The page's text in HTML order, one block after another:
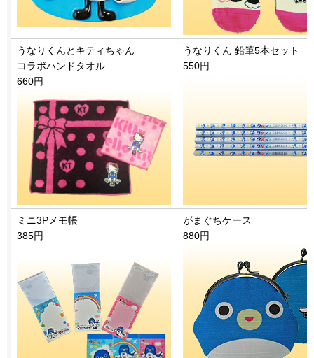
うなりくんとキティちゃん
コラボハンドタオル
660円
うなりくん 鉛筆5本セット
550円
ミニ3Pメモ帳
385円
がまぐちケース
880円